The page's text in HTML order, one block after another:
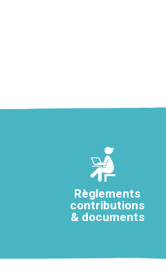
Règlements
contributions
& documents